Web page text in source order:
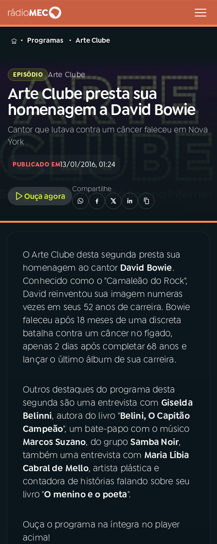
MENU
Buscar
na
Rádio
MEC
Buscar
04PROGRAMAS
05PODCASTS
06VIDEOCASTS
08 PRÊMIO RÁDIO MEC
ACOMPANHE A RÁDIO MEC
YouTube Facebook
Instagram X
Programas Arte Clube
EPISÓDIO Arte Clube
Arte Clube presta sua
homenagem a David Bowie
Cantor que lutava contra um câncer faleceu em Nova
York
PUBLICADO EM13/01/2016, 01:24
Ouça agora
Compartilhe
O Arte Clube desta segunda presta sua
homenagem ao cantor David Bowie.
Conhecido como o "Camaleão do Rock",
David reinventou sua imagem numeras
vezes em seus 52 anos de carreira. Bowie
faleceu após 18 meses de uma discreta
batalha contra um câncer no fígado,
apenas 2 dias após completar 68 anos e
lançar o último álbum de sua carreira.
Outros destaques do programa desta
segunda são uma entrevista com Giselda
Belinni, autora do livro "Belini, O Capitão
Campeão", um bate-papo com o músico
Marcos Suzano, do grupoSamba Noir,
também uma entrevista com Maria Líbia
Cabral de Mello, artista plástica e
contadora de histórias falando sobre seu
livro "O menino e o poeta".
Ouça o programa na íntegra no player
acima!